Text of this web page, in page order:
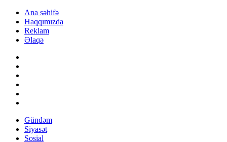
Ana səhifə
Haqqımızda
Reklam
Əlaqə
Gündəm
Siyasət
Sosial